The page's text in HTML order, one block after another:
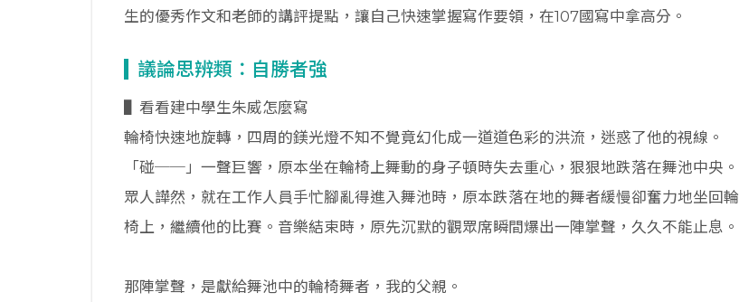
生的優秀作文和老師的講評提點，讓自己快速掌握寫作要領，在107國寫中拿高分。
議論思辨類：自勝者強
▌看看建中學生朱威怎麼寫
輪椅快速地旋轉，四周的鎂光燈不知不覺竟幻化成一道道色彩的洪流，迷惑了他的視線。
「碰──」一聲巨響，原本坐在輪椅上舞動的身子頓時失去重心，狠狠地跌落在舞池中央。
眾人譁然，就在工作人員手忙腳亂得進入舞池時，原本跌落在地的舞者緩慢卻奮力地坐回輪
椅上，繼續他的比賽。音樂結束時，原先沉默的觀眾席瞬間爆出一陣掌聲，久久不能止息。
那陣掌聲，是獻給舞池中的輪椅舞者，我的父親。